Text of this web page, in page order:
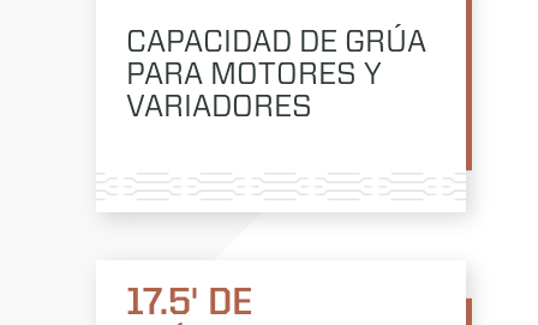
CAPACIDAD DE GRÚA
PARA MOTORES Y
VARIADORES
17.5' DE